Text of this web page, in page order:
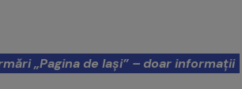
„Pagina de Iași” – doar informații